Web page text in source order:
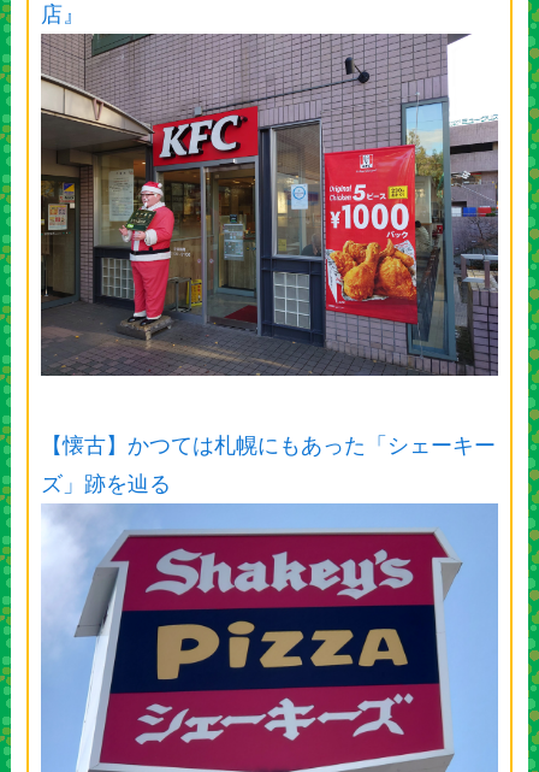
店』
【懐古】かつては札幌にもあった「シェーキー
ズ」跡を辿る